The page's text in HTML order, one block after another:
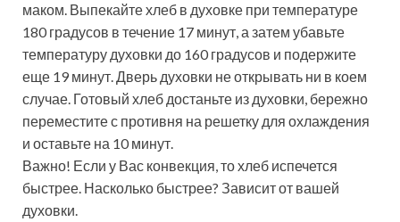
маком. Выпекайте хлеб в духовке при температуре
180 градусов в течение 17 минут, а затем убавьте
температуру духовки до 160 градусов и подержите
еще 19 минут. Дверь духовки не открывать ни в коем
случае. Готовый хлеб достаньте из духовки, бережно
переместите с противня на решетку для охлаждения
и оставьте на 10 минут.
Важно! Если у Вас конвекция, то хлеб испечется
быстрее. Насколько быстрее? Зависит от вашей
духовки.